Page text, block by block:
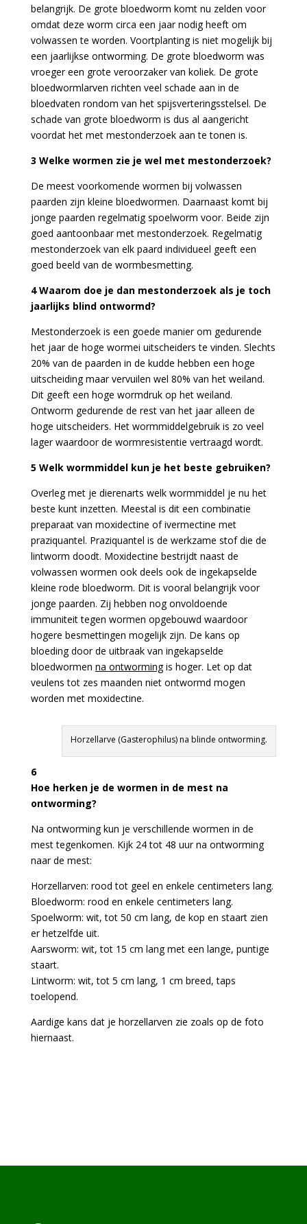
belangrijk. De grote bloedworm komt nu zelden voor
omdat deze worm circa een jaar nodig heeft om
volwassen te worden. Voortplanting is niet mogelijk bij
een jaarlijkse ontworming. De grote bloedworm was
vroeger een grote veroorzaker van koliek. De grote
bloedwormlarven richten veel schade aan in de
bloedvaten rondom van het spijsverteringsstelsel. De
schade van grote bloedworm is dus al aangericht
voordat het met mestonderzoek aan te tonen is.
3 Welke wormen zie je wel met mestonderzoek?
De meest voorkomende wormen bij volwassen
paarden zijn kleine bloedwormen. Daarnaast komt bij
jonge paarden regelmatig spoelworm voor. Beide zijn
goed aantoonbaar met mestonderzoek. Regelmatig
mestonderzoek van elk paard individueel geeft een
goed beeld van de wormbesmetting.
4 Waarom doe je dan mestonderzoek als je toch
jaarlijks blind ontwormd?
Mestonderzoek is een goede manier om gedurende
het jaar de hoge wormei uitscheiders te vinden. Slechts
20% van de paarden in de kudde hebben een hoge
uitscheiding maar vervuilen wel 80% van het weiland.
Dit geeft een hoge wormdruk op het weiland.
Ontworm gedurende de rest van het jaar alleen de
hoge uitscheiders. Het wormmiddelgebruik is zo veel
lager waardoor de wormresistentie vertraagd wordt.
5 Welk wormmiddel kun je het beste gebruiken?
Overleg met je dierenarts welk wormmiddel je nu het
beste kunt inzetten. Meestal is dit een combinatie
preparaat van moxidectine of ivermectine met
praziquantel. Praziquantel is de werkzame stof die de
lintworm doodt. Moxidectine bestrijdt naast de
volwassen wormen ook deels ook de ingekapselde
kleine rode bloedworm. Dit is vooral belangrijk voor
jonge paarden. Zij hebben nog onvoldoende
immuniteit tegen wormen opgebouwd waardoor
hogere besmettingen mogelijk zijn. De kans op
bloeding door de uitbraak van ingekapselde
bloedwormen na ontworming is hoger. Let op dat
veulens tot zes maanden niet ontwormd mogen
worden met moxidectine.
Horzellarve (Gasterophilus) na blinde ontworming.
6
Hoe herken je de wormen in de mest na
ontworming?
Na ontworming kun je verschillende wormen in de
mest tegenkomen. Kijk 24 tot 48 uur na ontworming
naar de mest:
Horzellarven: rood tot geel en enkele centimeters lang.
Bloedworm: rood en enkele centimeters lang.
Spoelworm: wit, tot 50 cm lang, de kop en staart zien
er hetzelfde uit.
Aarsworm: wit, tot 15 cm lang met een lange, puntige
staart.
Lintworm: wit, tot 5 cm lang, 1 cm breed, taps
toelopend.
Aardige kans dat je horzellarven zie zoals op de foto
hiernaast.